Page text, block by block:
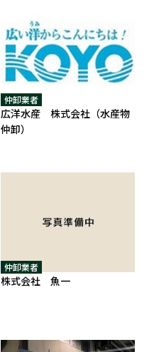
仲卸業者
広洋水産 株式会社（水産物
仲卸）
仲卸業者
株式会社 魚一